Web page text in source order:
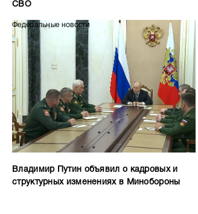
СВО
Федеральные новости
Владимир Путин объявил о кадровых и
структурных изменениях в Минобороны